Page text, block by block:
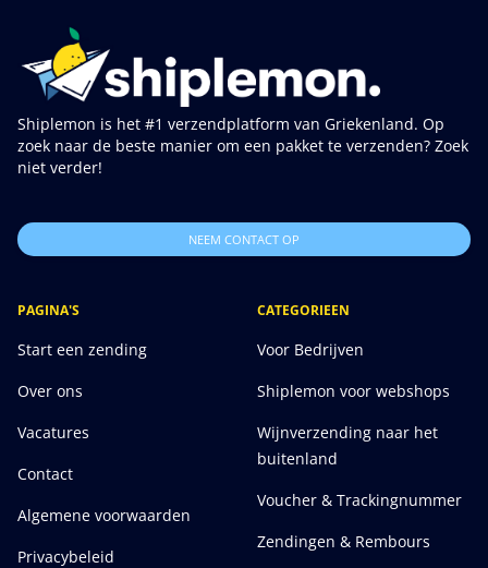
Shiplemon is het #1 verzendplatform van Griekenland. Op
zoek naar de beste manier om een pakket te verzenden? Zoek
niet verder!
NEEM CONTACT OP
PAGINA'S
Start een zending
Over ons
Vacatures
Contact
Algemene voorwaarden
Privacybeleid
CATEGORIEEN
Voor Bedrijven
Shiplemon voor webshops
Wijnverzending naar het
buitenland
Voucher & Trackingnummer
Zendingen & Rembours